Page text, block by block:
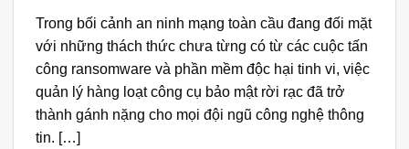
Trong bối cảnh an ninh mạng toàn cầu đang đối mặt
với những thách thức chưa từng có từ các cuộc tấn
công ransomware và phần mềm độc hại tinh vi, việc
quản lý hàng loạt công cụ bảo mật rời rạc đã trở
thành gánh nặng cho mọi đội ngũ công nghệ thông
tin. […]